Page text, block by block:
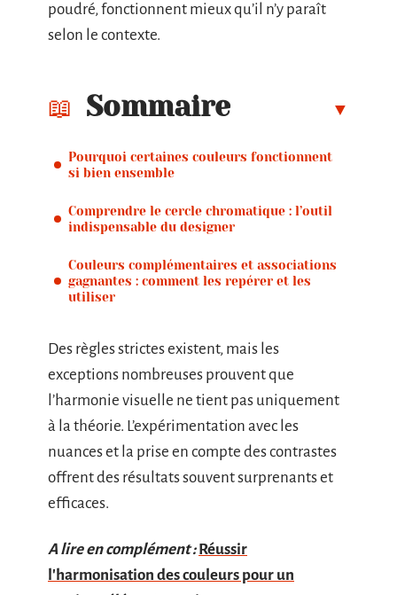
poudré, fonctionnent mieux qu’il n’y paraît
selon le contexte.
Sommaire
Pourquoi certaines couleurs fonctionnent
si bien ensemble
Comprendre le cercle chromatique : l’outil
indispensable du designer
Couleurs complémentaires et associations
gagnantes : comment les repérer et les
utiliser
Des règles strictes existent, mais les
exceptions nombreuses prouvent que
l’harmonie visuelle ne tient pas uniquement
à la théorie. L’expérimentation avec les
nuances et la prise en compte des contrastes
offrent des résultats souvent surprenants et
efficaces.
A lire en complément : Réussir
l'harmonisation des couleurs pour un